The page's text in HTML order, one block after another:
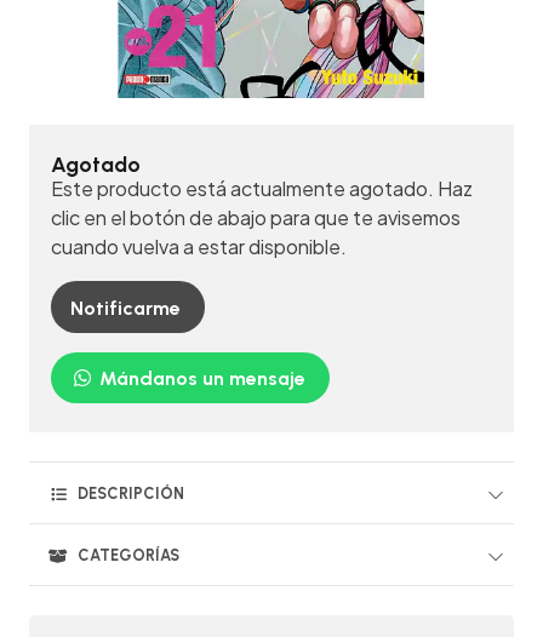
Agotado
Este producto está actualmente agotado. Haz
clic en el botón de abajo para que te avisemos
cuando vuelva a estar disponible.
Notificarme
Mándanos un mensaje
DESCRIPCIÓN
CATEGORÍAS